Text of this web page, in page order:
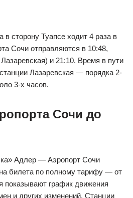
в сторону Туапсе ходит 4 раза в
Сочи отправляются в 10:48,
и 21:10. Время в пути
Лазаревская — порядка 2-
3-х часов.
Сочи до
Адлер — Аэропорт Сочи
билета по полному тарифу — от
показывают график движения
и других изменений. Станции